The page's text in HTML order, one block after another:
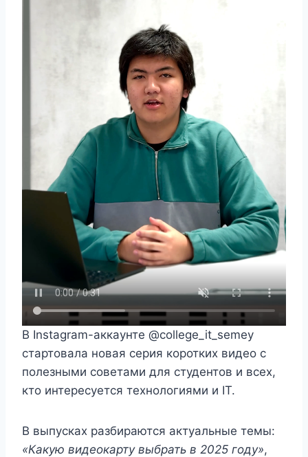
В Instagram-аккаунте @college_it_semey
стартовала новая серия коротких видео с
полезными советами для студентов и всех,
кто интересуется технологиями и IT.
В выпусках разбираются актуальные темы:
«Какую видеокарту выбрать в 2025 году»,